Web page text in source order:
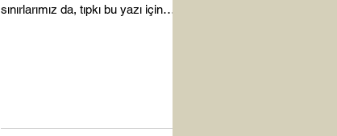
sınırlarımız da, tıpkı bu yazı için